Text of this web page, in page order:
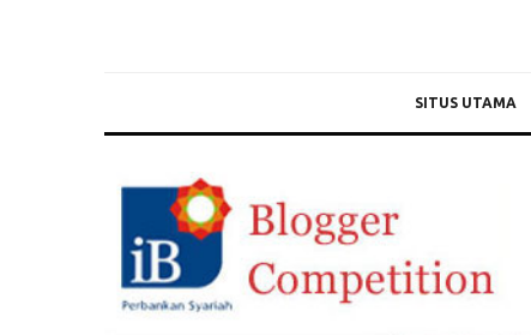
SITUS UTAMA